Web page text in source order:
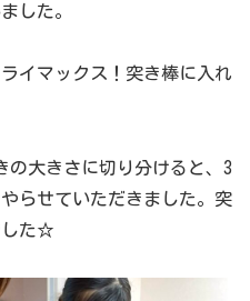
した。
イマックス！突き棒に入れ
の大きさに切り分けると、3
らせていただきました。突
した☆